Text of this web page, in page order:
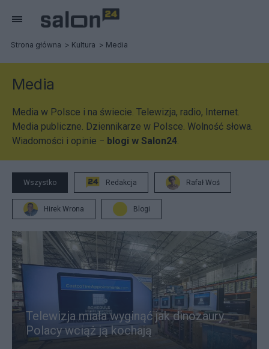
Strona główna Kultura Media
Media
Media w Polsce i na świecie. Telewizja, radio, Internet.
Media publiczne. Dziennikarze w Polsce. Wolność słowa.
Wiadomości i opinie − blogi w Salon24.
Wszystko Redakcja Rafał Woś
Hirek Wrona Blogi
Telewizja miała wyginąć jak dinozaury.
Polacy wciąż ją kochają